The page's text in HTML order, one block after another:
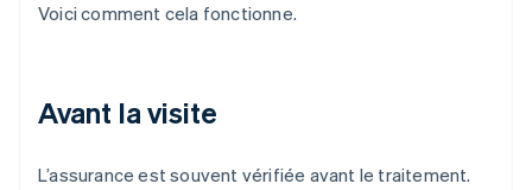
Voici comment cela fonctionne.
Avant la visite
L’assurance est souvent vérifiée avant le traitement.